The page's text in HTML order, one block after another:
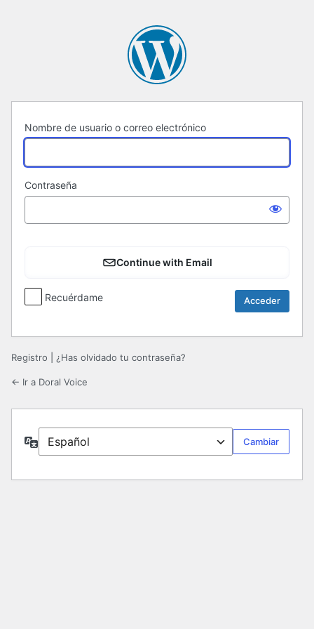
Nombre de usuario o correo electrónico
Contraseña
Continue with Email
Recuérdame
Registro ¿Has olvidado tu contraseña?
← Ir a Doral Voice
Idioma